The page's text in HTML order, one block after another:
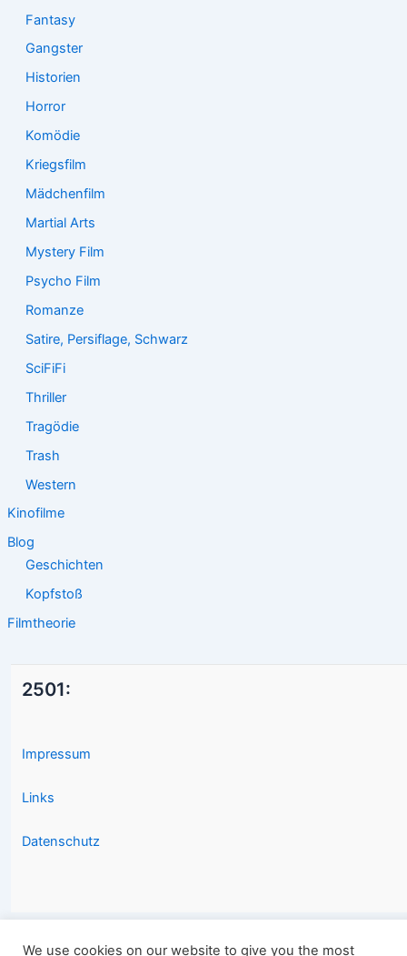
Fantasy
Gangster
Historien
Horror
Komödie
Kriegsfilm
Mädchenfilm
Martial Arts
Mystery Film
Psycho Film
Romanze
Satire, Persiflage, Schwarz
SciFiFi
Thriller
Tragödie
Trash
Western
Kinofilme
Blog
Geschichten
Kopfstoß
Filmtheorie
2501:
Impressum
Links
Datenschutz
We use cookies on our website to give you the most